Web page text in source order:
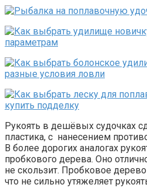
Рукоять в дешёвых судочках
пластика, с нанесением
В более дорогих аналогах
пробкового дерева. Оно
не скользит. Пробковое
что не сильно утяжеляет